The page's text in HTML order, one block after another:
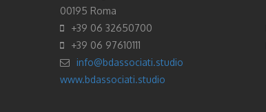
00195 Roma
+39 06 32650700
+39 06 97610111
info@bdassociati.studio
www.bdassociati.studio